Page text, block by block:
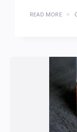
READ MORE